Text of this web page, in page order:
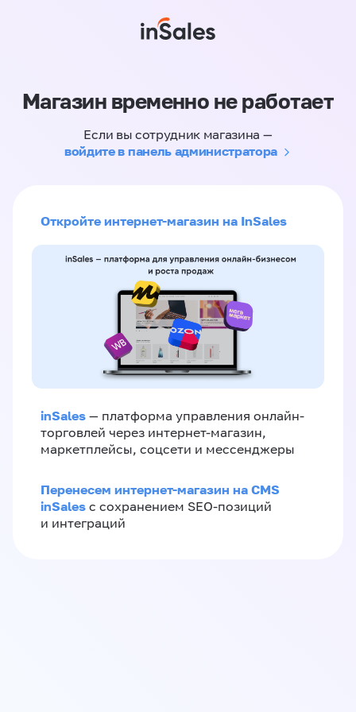
Магазин временно не работает
Если вы сотрудник магазина —
войдите в панель администратора
Откройте интернет-магазин на InSales
inSales — платформа управления онлайн-
торговлей через интернет-магазин,
маркетплейсы, соцсети и мессенджеры
Перенесем интернет-магазин на CMS
inSales с сохранением SEO-позиций
и интеграций